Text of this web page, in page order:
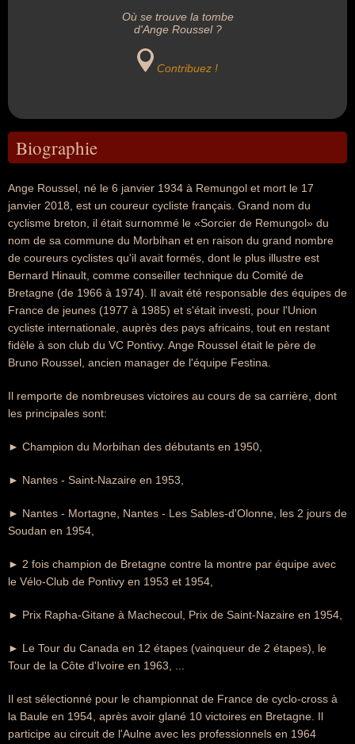
Où se trouve la tombe
d'Ange Roussel ?
Contribuez !
Biographie
Ange Roussel, né le 6 janvier 1934 à Remungol et mort le 17
janvier 2018, est un coureur cycliste français. Grand nom du
cyclisme breton, il était surnommé le «Sorcier de Remungol» du
nom de sa commune du Morbihan et en raison du grand nombre
de coureurs cyclistes qu'il avait formés, dont le plus illustre est
Bernard Hinault, comme conseiller technique du Comité de
Bretagne (de 1966 à 1974). Il avait été responsable des équipes de
France de jeunes (1977 à 1985) et s'était investi, pour l'Union
cycliste internationale, auprès des pays africains, tout en restant
fidèle à son club du VC Pontivy. Ange Roussel était le père de
Bruno Roussel, ancien manager de l'équipe Festina.
Il remporte de nombreuses victoires au cours de sa carrière, dont
les principales sont:
► Champion du Morbihan des débutants en 1950,
► Nantes - Saint-Nazaire en 1953,
► Nantes - Mortagne, Nantes - Les Sables-d'Olonne, les 2 jours de
Soudan en 1954,
► 2 fois champion de Bretagne contre la montre par équipe avec
le Vélo-Club de Pontivy en 1953 et 1954,
► Prix Rapha-Gitane à Machecoul, Prix de Saint-Nazaire en 1954,
► Le Tour du Canada en 12 étapes (vainqueur de 2 étapes), le
Tour de la Côte d'Ivoire en 1963, ...
Il est sélectionné pour le championnat de France de cyclo-cross à
la Baule en 1954, après avoir glané 10 victoires en Bretagne. Il
participe au circuit de l'Aulne avec les professionnels en 1964